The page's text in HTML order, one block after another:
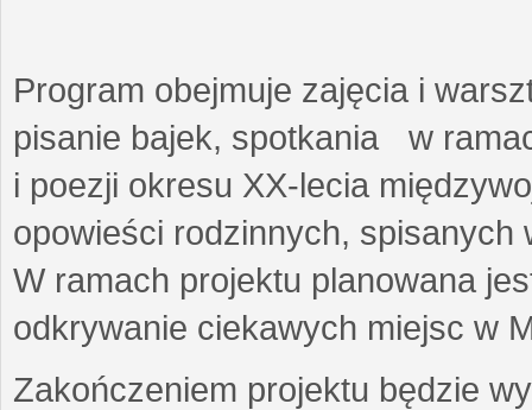
Program obejmuje zajęcia i
pisanie bajek, spotkania w
i poezji okresu XX-lecia
opowieści rodzinnych,
W ramach projektu planowana
odkrywanie ciekawych miejsc w
Zakończeniem projektu będzie